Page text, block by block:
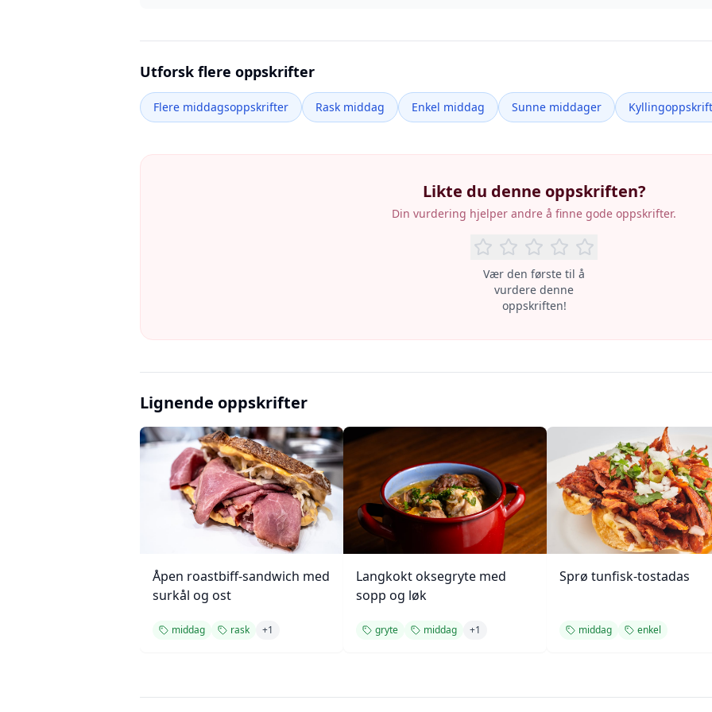
Utforsk flere oppskrifter
Flere middagsoppskrifter Rask middag Enkel middag Sunne middager
Likte du denne oppskriften?
Din vurdering hjelper andre å finne gode oppskrifter.
Vær den første til å
vurdere denne
oppskriften!
Lignende oppskrifter
Åpen roastbiff-sandwich med
surkål og ost
middag rask +1
Langkokt oksegryte med
sopp og løk
gryte middag +1
Sprø tunfisk-tostadas
middag enkel